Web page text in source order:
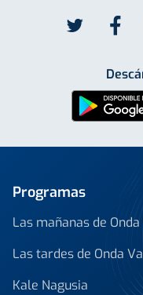
Programas
Las mañanas de Onda
Las tardes de Onda
Kale Nagusia